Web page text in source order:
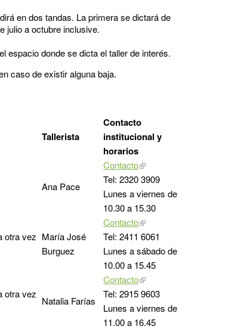
en dos tandas. La primera se dictará de
julio a octubre inclusive.
espacio donde se dicta el taller de interés.
caso de existir alguna baja.
Tallerista
Contacto
institucional y
horarios
Ana Pace
Contacto
Tel: 2320 3909
Lunes a viernes de
10.30 a 15.30
otra vez María José
Burguez
Contacto
Tel: 2411 6061
Lunes a sábado de
10.00 a 15.45
otra vez
Natalia Farías
Contacto
Tel: 2915 9603
Lunes a viernes de
11.00 a 16.45